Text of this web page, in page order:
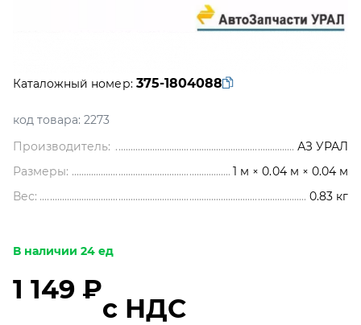
Каталожный номер: 375-1804088
код товара: 2273
Производитель:
АЗ УРАЛ
Размеры:
1 м × 0.04 м × 0.04 м
Вес:
0.83 кг
В наличии 24 ед
1 149 ₽
с НДС